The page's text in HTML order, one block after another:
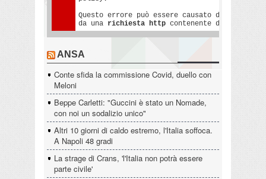
ANSA
Conte sfida la commissione Covid, duello con
Meloni
Beppe Carletti: "Guccini è stato un Nomade,
con noi un sodalizio unico"
Altri 10 giorni di caldo estremo, l'Italia soffoca.
A Napoli 48 gradi
La strage di Crans, 'l'Italia non potrà essere
parte civile'